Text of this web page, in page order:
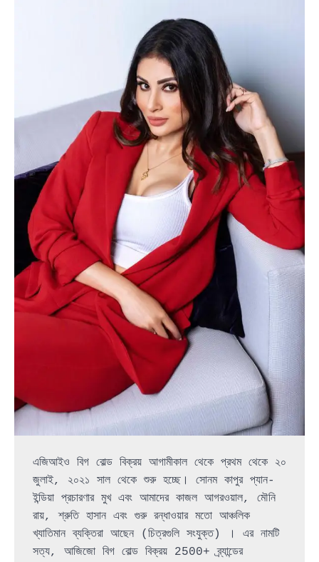
এজিআইও বিগ বোল্ড বিক্রয় আগামীকাল থেকে প্রথম থেকে ২০
জুলাই, ২০২১ সাল থেকে শুরু হচ্ছে। সোনম কাপুর প্যান-
ইন্ডিয়া প্রচারণার মুখ এবং আমাদের কাজল আগরওয়াল, মৌনি
রায়, শ্রুতি হাসান এবং গুরু রন্ধাওয়ার মতো আঞ্চলিক
খ্যাতিমান ব্যক্তিরা আছেন (চিত্রগুলি সংযুক্ত) । এর নামটি
সত্য, আজিজো বিগ বোল্ড বিক্রয় 2500+ ব্র্যান্ডের